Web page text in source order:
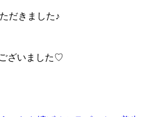
だきました♪
ざいました♡